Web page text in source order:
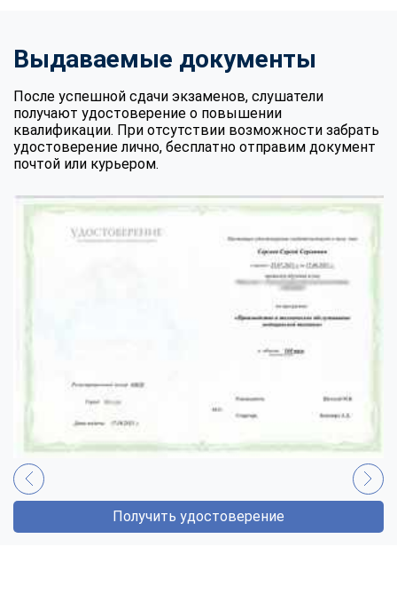
Выдаваемые документы
После успешной сдачи экзаменов, слушатели
получают удостоверение о повышении
квалификации. При отсутствии возможности забрать
удостоверение лично, бесплатно отправим документ
почтой или курьером.
Получить удостоверение